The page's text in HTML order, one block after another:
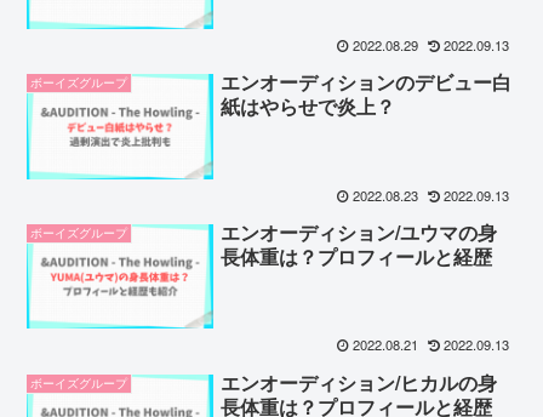
2022.08.29 2022.09.13
ボーイズグループ
エンオーディションのデビュー白
紙はやらせで炎上？
2022.08.23 2022.09.13
ボーイズグループ
エンオーディション/ユウマの身
長体重は？プロフィールと経歴
2022.08.21 2022.09.13
ボーイズグループ
エンオーディション/ヒカルの身
長体重は？プロフィールと経歴